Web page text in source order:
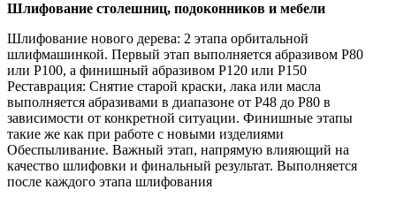
Шлифование столешниц, подоконников и мебели
Шлифование нового дерева: 2 этапа орбитальной
шлифмашинкой. Первый этап выполняется абразивом Р80
или Р100, а финишный абразивом P120 или Р150
Реставрация: Снятие старой краски, лака или масла
выполняется абразивами в диапазоне от P48 до P80 в
зависимости от конкретной ситуации. Финишные этапы
такие же как при работе с новыми изделиями
Обеспыливание. Важный этап, напрямую влияющий на
качество шлифовки и финальный результат. Выполняется
после каждого этапа шлифования